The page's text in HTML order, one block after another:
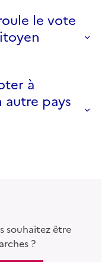
le vote
à
autre pays
souhaitez être
?